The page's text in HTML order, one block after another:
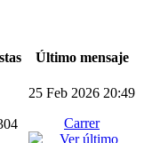
Último mensaje
25 Feb 2026 20:49
Carrer